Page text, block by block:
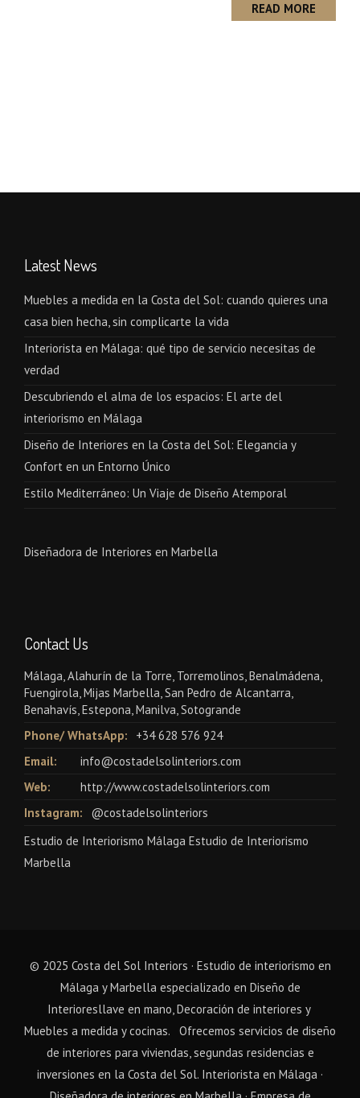
READ MORE
Latest News
Muebles a medida en la Costa del Sol: cuando quieres una
casa bien hecha, sin complicarte la vida
Interiorista en Málaga: qué tipo de servicio necesitas de
verdad
Descubriendo el alma de los espacios: El arte del
interiorismo en Málaga
Diseño de Interiores en la Costa del Sol: Elegancia y
Confort en un Entorno Único
Estilo Mediterráneo: Un Viaje de Diseño Atemporal
Diseñadora de Interiores en Marbella
Contact Us
Málaga, Alahurín de la Torre, Torremolinos, Benalmádena,
Fuengirola, Mijas Marbella, San Pedro de Alcantarra,
Benahavís, Estepona, Manilva, Sotogrande
Phone/ WhatsApp:
+34 628 576 924
Email:
info@costadelsolinteriors.com
Web:
http://www.costadelsolinteriors.com
Instagram:
@costadelsolinteriors
Estudio de Interiorismo Málaga Estudio de Interiorismo
Marbella
© 2025 Costa del Sol Interiors · Estudio de interiorismo en
Málaga y Marbella especializado en Diseño de
Interioresllave en mano,Decoración de interiores y
Muebles a medida y cocinas. Ofrecemos servicios de diseño
de interiores para viviendas, segundas residencias e
inversiones en la Costa del Sol. Interiorista en Málaga ·